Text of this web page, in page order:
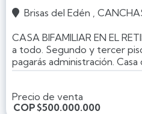
 Brisas del Edén ,
CASA BIFAMILIAR EN EL
a todo. Segundo y tercer
pagarás administración. Casa
Precio de venta
COP$500.000.000